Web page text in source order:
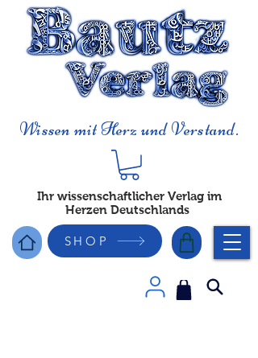
Wissen mit Herz und Verstand.
Ihr wissenschaftlicher Verlag im
Herzen Deutschlands
SHOP